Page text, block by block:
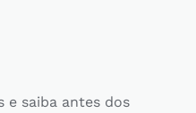
e saiba antes dos